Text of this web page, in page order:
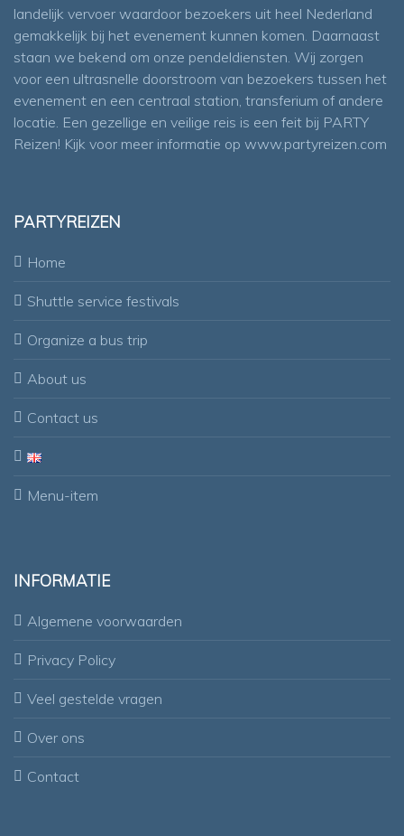
landelijk vervoer waardoor bezoekers uit heel Nederland
gemakkelijk bij het evenement kunnen komen. Daarnaast
staan we bekend om onze pendeldiensten. Wij zorgen
voor een ultrasnelle doorstroom van bezoekers tussen het
evenement en een centraal station, transferium of andere
locatie. Een gezellige en veilige reis is een feit bij PARTY
Reizen! Kijk voor meer informatie op www.partyreizen.com
PARTYREIZEN
Home
Shuttle service festivals
Organize a bus trip
About us
Contact us
Menu-item
INFORMATIE
Algemene voorwaarden
Privacy Policy
Veel gestelde vragen
Over ons
Contact